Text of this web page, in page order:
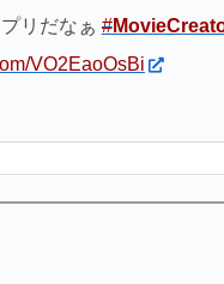
リだなぁ#
VO2EaoOsBi